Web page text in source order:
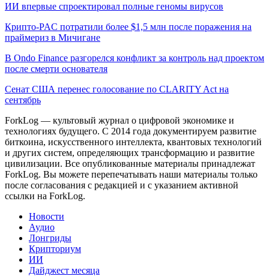
ИИ впервые спроектировал полные геномы вирусов
Крипто-PAC потратили более $1,5 млн после поражения на
праймериз в Мичигане
В Ondo Finance разгорелся конфликт за контроль над проектом
после смерти основателя
Сенат США перенес голосование по CLARITY Act на
сентябрь
ForkLog — культовый журнал о цифровой экономике и
технологиях будущего. С 2014 года документируем развитие
биткоина, искусственного интеллекта, квантовых технологий
и других систем, определяющих трансформацию и развитие
цивилизации. Все опубликованные материалы принадлежат
ForkLog. Вы можете перепечатывать наши материалы только
после согласования с редакцией и с указанием активной
ссылки на ForkLog.
Новости
Аудио
Лонгриды
Крипториум
ИИ
Дайджест месяца